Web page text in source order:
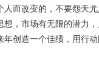
人而改变的，不要怨天
想，市场有无限的潜力
年创造一个佳绩，用行